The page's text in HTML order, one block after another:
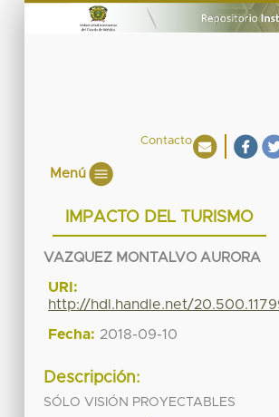
Contacto
Menú
IMPACTO DEL TURISMO
VAZQUEZ MONTALVO AURORA
URI:
http://hdl.handle.net/
Fecha: 2018-09-10
Descripción:
SÓLO VISIÓN PROYECTABLES